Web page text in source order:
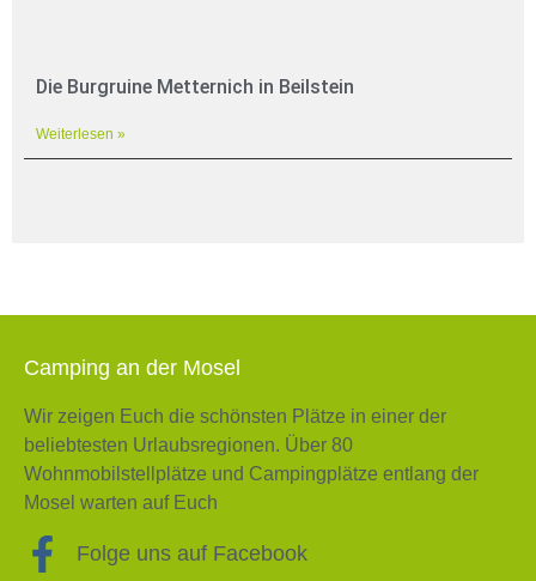
Die Burgruine Metternich in Beilstein
Weiterlesen »
Camping an der Mosel
Wir zeigen Euch die schönsten Plätze in einer der
beliebtesten Urlaubsregionen. Über 80
Wohnmobilstellplätze und Campingplätze entlang der
Mosel warten auf Euch
Folge uns auf Facebook